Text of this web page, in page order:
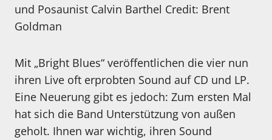
und Posaunist Calvin Barthel Credit: Brent
Goldman
Mit „Bright Blues“ veröffentlichen die vier nun
ihren Live oft erprobten Sound auf CD und LP.
Eine Neuerung gibt es jedoch: Zum ersten Mal
hat sich die Band Unterstützung von außen
geholt. Ihnen war wichtig, ihren Sound